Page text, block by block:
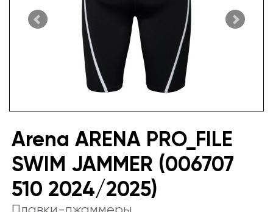
Arena ARENA PRO_FILE
SWIM JAMMER (006707
510 2024/2025)